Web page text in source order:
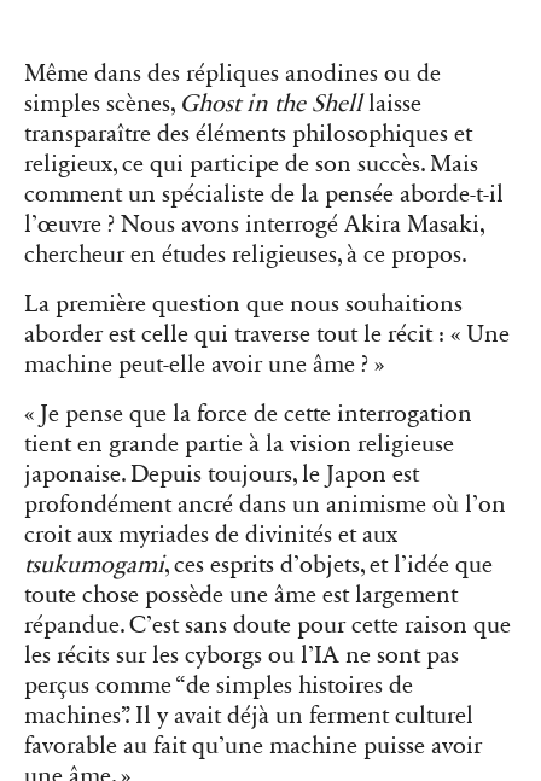
Même dans des répliques anodines ou de
simples scènes, Ghost in the Shelllaisse
transparaître des éléments philosophiques et
religieux, ce qui participe de son succès. Mais
comment un spécialiste de la pensée aborde-t-il
l’œuvre ? Nous avons interrogé Akira Masaki,
chercheur en études religieuses, à ce propos.
La première question que nous souhaitions
aborder est celle qui traverse tout le récit : « Une
machine peut-elle avoir une âme ? »
« Je pense que la force de cette interrogation
tient en grande partie à la vision religieuse
japonaise. Depuis toujours, le Japon est
profondément ancré dans un animisme où l’on
croit aux myriades de divinités et aux
tsukumogami, ces esprits d’objets, et l’idée que
toute chose possède une âme est largement
répandue. C’est sans doute pour cette raison que
les récits sur les cyborgs ou l’IA ne sont pas
perçus comme “de simples histoires de
machines”. Il y avait déjà un ferment culturel
favorable au fait qu’une machine puisse avoir